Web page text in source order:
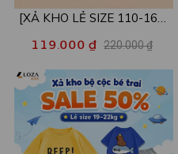
[XẢ KHO LẺ SIZE 110-160]
mẫu - Áo trẻ em từ 15-42kg
- Loza Kids XPL001
119.000 ₫ 220.000 ₫